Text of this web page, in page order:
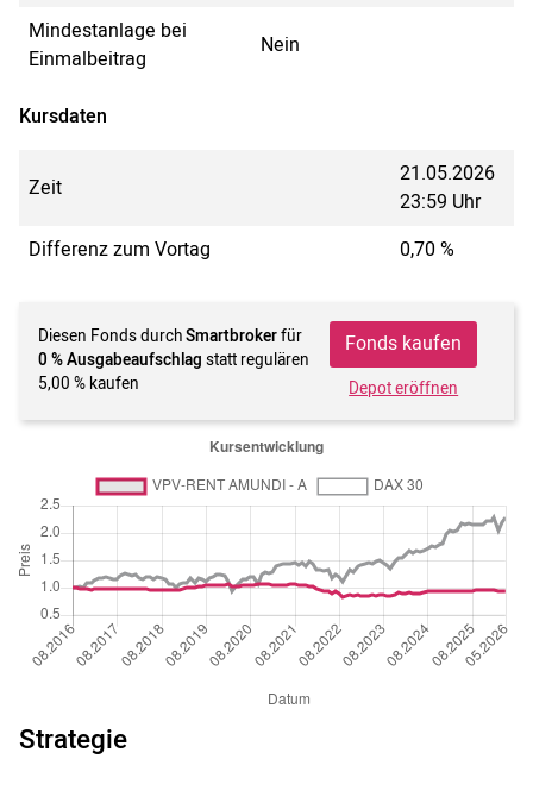
Mindestanlage bei
Einmalbeitrag
Nein
Kursdaten
Zeit
21.05.2026
23:59 Uhr
Differenz zum Vortag
0,70 %
Diesen Fonds durchSmartbrokerfür
0 % Ausgabeaufschlag statt regulären
5,00 % kaufen
Fonds kaufen
Depot eröffnen
Strategie